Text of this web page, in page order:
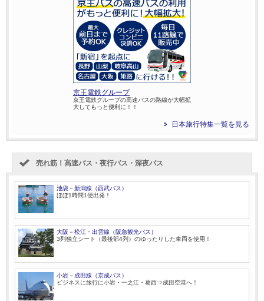
京王電鉄グループ
京王電鉄グループの高速バスの路線が大幅拡
大してもっと便利に！！
日本旅行特集一覧を見る
売れ筋！高速バス・夜行バス・深夜バス
池袋－新潟線（西武バス）
ほぼ1時間1便出発！
大阪－松江・出雲線（阪急観光バス）
3列独立シート（最後部4列）のゆったりした車両を使用！
小岩－成田線（京成バス）
ビジネスに旅行に小岩・一之江・葛西⇒成田空港へ！